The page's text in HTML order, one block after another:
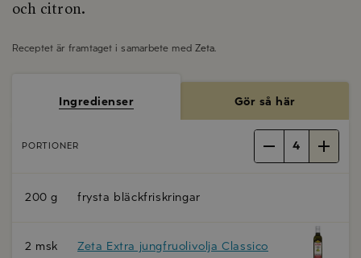
och citron.
Receptet är framtaget i samarbete med Zeta.
Ingredienser Gör så här
PORTIONER 4
200 g frysta bläckfriskringar
2 msk Zeta Extra jungfruolivolja Classico